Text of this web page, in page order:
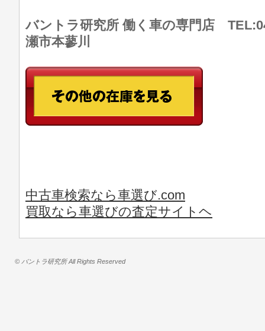
バントラ研究所 働く車の専門店
瀬市本蓼川
中古車検索なら車選び.com
買取なら車選びの査定サイトヘ
© バントラ研究所 All Rights Reserved